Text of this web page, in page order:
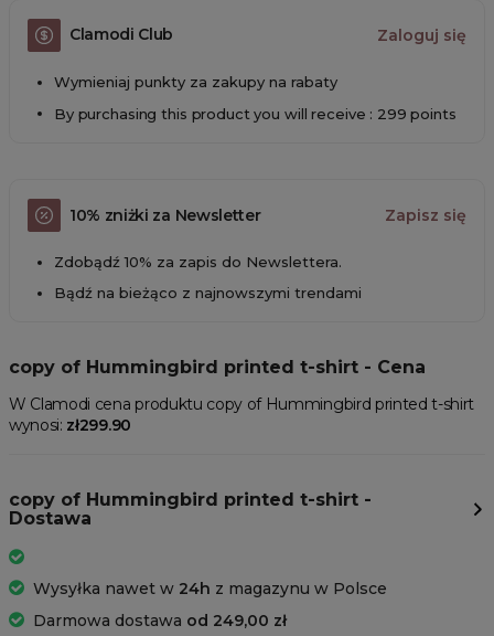
Clamodi Club Zaloguj się
Wymieniaj punkty za zakupy na rabaty
By purchasing this product you will receive : 299 points
10% zniżki za Newsletter Zapisz się
Zdobądź 10% za zapis do Newslettera.
Bądź na bieżąco z najnowszymi trendami
copy of Hummingbird printed t-shirt - Cena
W Clamodi cena produktu copy of Hummingbird printed t-shirt
wynosi: zł299.90
copy of Hummingbird printed t-shirt -
Dostawa
Wysyłka nawet w 24h z magazynu w Polsce
Darmowa dostawa od 249,00 zł